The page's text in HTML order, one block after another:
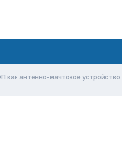
как антенно-мачтовое устройство